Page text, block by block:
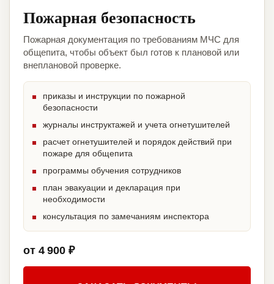
Пожарная безопасность
Пожарная документация по требованиям МЧС для
общепита, чтобы объект был готов к плановой или
внеплановой проверке.
приказы и инструкции по пожарной
безопасности
журналы инструктажей и учета огнетушителей
расчет огнетушителей и порядок действий при
пожаре для общепита
программы обучения сотрудников
план эвакуации и декларация при
необходимости
консультация по замечаниям инспектора
от 4 900 ₽